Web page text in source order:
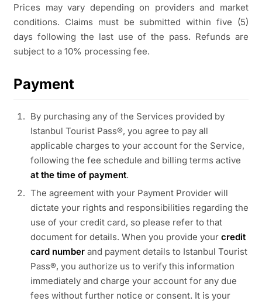
Prices may vary depending on providers and market
conditions. Claims must be submitted within five (5)
days following the last use of the pass. Refunds are
subject to a 10% processing fee.
Payment
By purchasing any of the Services provided by
Istanbul Tourist Pass®, you agree to pay all
applicable charges to your account for the Service,
following the fee schedule and billing terms active
at the time of payment.
The agreement with your Payment Provider will
dictate your rights and responsibilities regarding the
use of your credit card, so please refer to that
document for details. When you provide your credit
card number and payment details to Istanbul Tourist
Pass®, you authorize us to verify this information
immediately and charge your account for any due
fees without further notice or consent. It is your